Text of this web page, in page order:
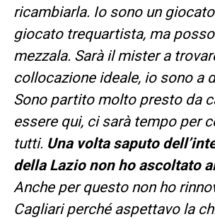
ricambiarla. Io sono un
giocato trequartista, ma
mezzala. Sarà il mister a
collocazione ideale, io sono a
Sono partito molto presto da
essere qui, ci sarà tempo per
tutti. Una volta saputo
della Lazio non ho ascoltato
Anche per questo non ho
Cagliari perché aspettavo la